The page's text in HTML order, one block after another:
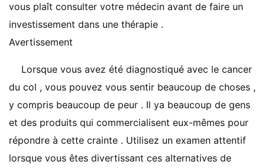
vous plaît consulter votre médecin avant de faire un
investissement dans une thérapie .
Avertissement
Lorsque vous avez été diagnostiqué avec le cancer
du col , vous pouvez vous sentir beaucoup de choses ,
y compris beaucoup de peur . Il ya beaucoup de gens
et des produits qui commercialisent eux-mêmes pour
répondre à cette crainte . Utilisez un examen attentif
lorsque vous êtes divertissant ces alternatives de